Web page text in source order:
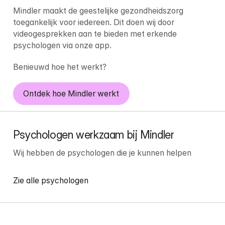
Mindler maakt de geestelijke gezondheidszorg
toegankelijk voor iedereen. Dit doen wij door
videogesprekken aan te bieden met erkende
psychologen via onze app.
Benieuwd hoe het werkt?
Ontdek hoe Mindler werkt
Psychologen werkzaam bij Mindler
Wij hebben de psychologen die je kunnen helpen
Zie alle psychologen